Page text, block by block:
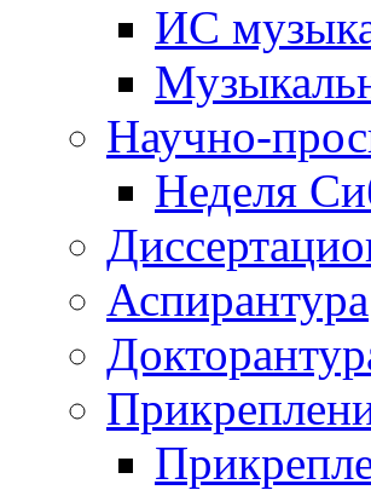
ИС
Научно-
Неделя
Аспирантура